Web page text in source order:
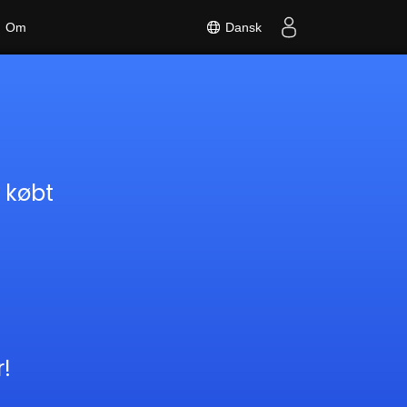
Dansk
Om